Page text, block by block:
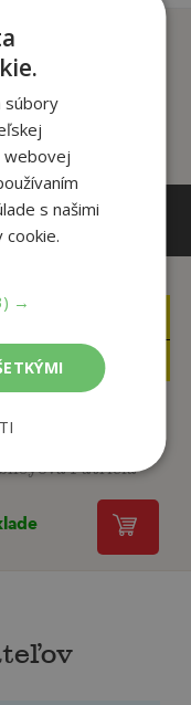
20
súbory
webovej
s našimi
cookie.
→